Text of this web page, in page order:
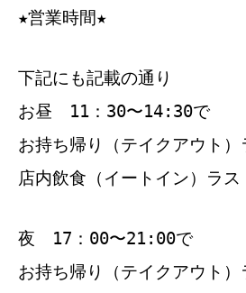
★営業時間★
下記にも記載の通り
お昼 11：30〜14:30で
お持ち帰り（テイクアウト
店内飲食（イートイン）ラ
夜 17：00〜21:00で
お持ち帰り（テイクアウト